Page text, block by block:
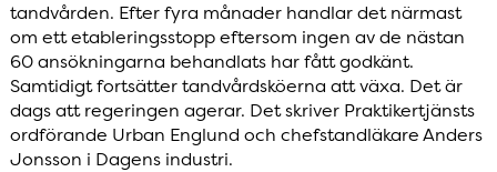
tandvården. Efter fyra månader handlar det närmast
om ett etableringsstopp eftersom ingen av de nästan
60 ansökningarna behandlats har fått godkänt.
Samtidigt fortsätter tandvårdsköerna att växa. Det är
dags att regeringen agerar. Det skriver Praktikertjänsts
ordförande Urban Englund och chefstandläkare Anders
Jonsson i Dagens industri.